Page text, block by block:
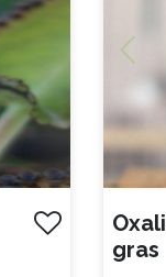
Oxalis succulenta Trèfle
gras